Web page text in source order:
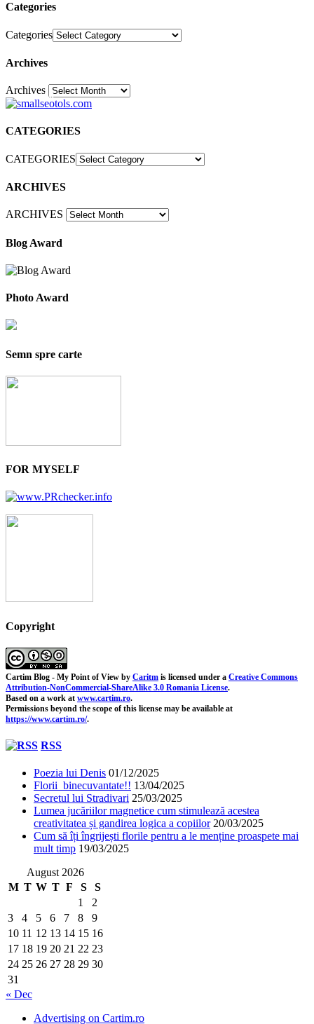
Categories
Categories
Archives
Archives30
CATEGORIES
CATEGORIES
ARCHIVES
ARCHIVES
Blog Award
Photo Award
Semn spre carte
FOR MYSELF
Copyright
Cartim Blog - My Point of View by Caritm is licensed under a Creative Commons
Attribution-NonCommercial-ShareAlike 3.0 Romania License.
Based on a work at www.cartim.ro.
Permissions beyond the scope of this license may be available at
https://www.cartim.ro/.
RSS
Poezia lui Denis 01/12/2025
Florii binecuvantate!! 13/04/2025
Secretul lui Stradivari 25/03/2025
Lumea jucăriilor magnetice cum stimulează acestea
creativitatea și gandirea logica a copiilor 20/03/2025
Cum să îți îngrijești florile pentru a le menține proaspete mai
mult timp 19/03/2025
August 2026
M T W T F S
S
1
2
3
4 5 6 7 8
9
10 11 12 13 14 15 16
17 18 19 20 21 22 23
24 25 26 27 28 29 30
31
« Dec
Advertising on Cartim.ro